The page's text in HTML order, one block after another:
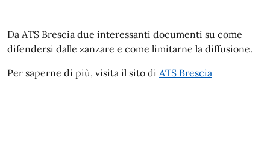
Da ATS Brescia due interessanti documenti su come
difendersi dalle zanzare e come limitarne la diffusione.
Per saperne di più, visita il sito di ATS Brescia